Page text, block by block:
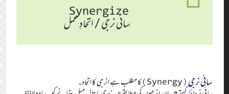
Synergize
سائی نرجی / اتحادِ عمل
سائی نرجی(Synergy)کا مطلب ہے انرجی کا اتحاد۔